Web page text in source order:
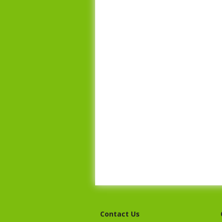
Contact Us